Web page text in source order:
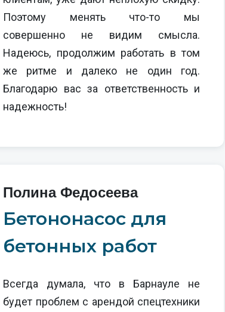
Поэтому менять что-то мы
совершенно не видим смысла.
Надеюсь, продолжим работать в том
же ритме и далеко не один год.
Благодарю вас за ответственность и
надежность!
Полина Федосеева
Бетононасос для
бетонных работ
Всегда думала, что в Барнауле не
будет проблем с арендой спецтехники